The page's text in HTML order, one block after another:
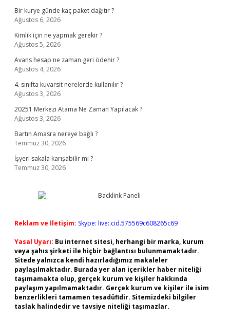
Bir kurye günde kaç paket dağıtır ?
Ağustos 6, 2026
Kimlik için ne yapmak gerekir ?
Ağustos 5, 2026
Avans hesap ne zaman geri ödenir ?
Ağustos 4, 2026
4. sınıfta kuvarsit nerelerde kullanılır ?
Ağustos 3, 2026
20251 Merkezi Atama Ne Zaman Yapılacak ?
Ağustos 3, 2026
Bartın Amasra nereye bağlı ?
Temmuz 30, 2026
İşyeri sakala karışabilir mi ?
Temmuz 30, 2026
Reklam ve İletişim: Skype: live:.cid.575569c608265c69
Yasal Uyarı: Bu internet sitesi, herhangi bir marka, kurum
veya şahıs şirketi ile hiçbir bağlantısı bulunmamaktadır.
Sitede yalnızca kendi hazırladığımız makaleler
paylaşılmaktadır. Burada yer alan içerikler haber niteliği
taşımamakta olup, gerçek kurum ve kişiler hakkında
paylaşım yapılmamaktadır. Gerçek kurum ve kişiler ile isim
benzerlikleri tamamen tesadüfidir. Sitemizdeki bilgiler
taslak halindedir ve tavsiye niteliği taşımazlar.